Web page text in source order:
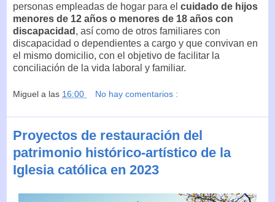
personas empleadas de hogar para el cuidado de hijos
menores de 12 años o menores de 18 años con
discapacidad , así como de otros familiares con
discapacidad o dependientes a cargo y que convivan en
el mismo domicilio, con el objetivo de facilitar la
conciliación de la vida laboral y familiar.
Miguel a las 16:00 No hay comentarios :
Proyectos de restauración del
patrimonio histórico-artístico de la
Iglesia católica en 2023